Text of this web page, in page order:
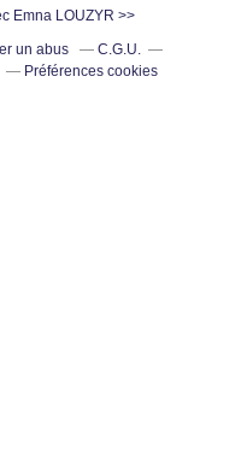
Emna LOUZYR >>
un abus
C.G.U.
Préférences cookies